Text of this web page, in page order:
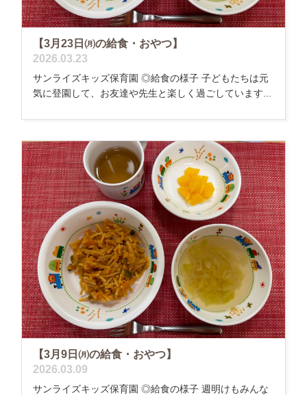
【3月23日㈪の給食・おやつ】
2026.03.23
サンライズキッズ保育園 ◎給食の様子 子どもたちは元
気に登園して、お友達や先生と楽しく過ごしています...
【3月9日㈪の給食・おやつ】
2026.03.09
サンライズキッズ保育園 ◎給食の様子 週明けもみんな